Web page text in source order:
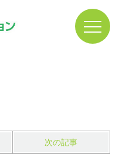
次の記事